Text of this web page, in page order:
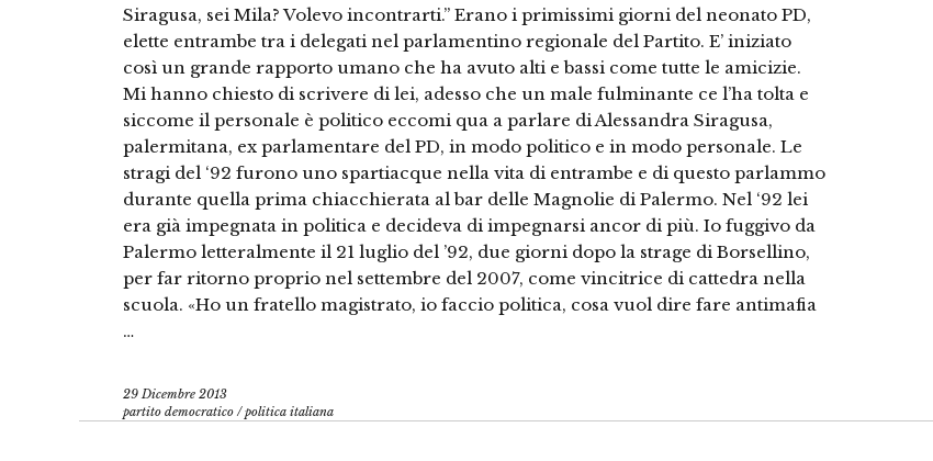
Siragusa, sei Mila? Volevo incontrarti.” Erano i primissimi giorni del neonato PD,
elette entrambe tra i delegati nel parlamentino regionale del Partito. E’ iniziato
così un grande rapporto umano che ha avuto alti e bassi come tutte le amicizie.
Mi hanno chiesto di scrivere di lei, adesso che un male fulminante ce l’ha tolta e
siccome il personale è politico eccomi qua a parlare di Alessandra Siragusa,
palermitana, ex parlamentare del PD, in modo politico e in modo personale. Le
stragi del ‘92 furono uno spartiacque nella vita di entrambe e di questo parlammo
durante quella prima chiacchierata al bar delle Magnolie di Palermo. Nel ‘92 lei
era già impegnata in politica e decideva di impegnarsi ancor di più. Io fuggivo da
Palermo letteralmente il 21 luglio del ’92, due giorni dopo la strage di Borsellino,
per far ritorno proprio nel settembre del 2007, come vincitrice di cattedra nella
scuola. «Ho un fratello magistrato, io faccio politica, cosa vuol dire fare antimafia
…
29 Dicembre 2013
partito democratico /politica italiana